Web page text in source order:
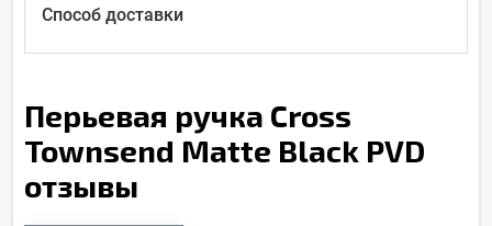
Способ доставки
Перьевая ручка Cross
Townsend Matte Black PVD
отзывы